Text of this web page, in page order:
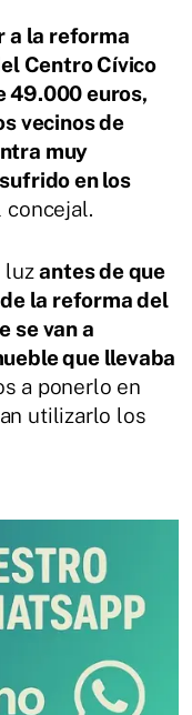
a la reforma
Centro Cívico
49.000 euros,
vecinos de
muy
en los
concejal.
luzantes de que
la reforma del
se van a
que llevaba
a ponerlo en
utilizarlo los